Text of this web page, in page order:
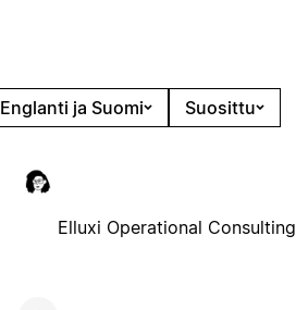
Englanti ja Suomi Suosittu
Elluxi Operational Consulting